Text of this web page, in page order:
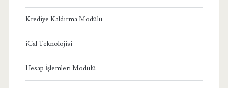
Krediye Kaldırma Modülü
iCal Teknolojisi
Hesap İşlemleri Modülü